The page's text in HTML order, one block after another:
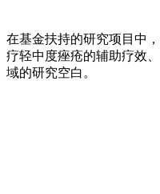
在基金扶持的研究项目中
疗轻中度痤疮的辅助疗效
域的研究空白。